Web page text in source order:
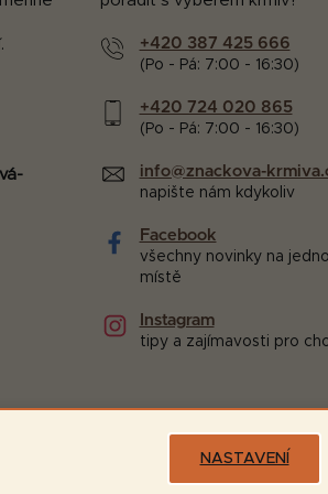
NASTAVENÍ
+420 387 425 666
(Po - Pá: 7:00 - 16:30)
+420 724 020 865
(Po - Pá: 7:00 - 16:30)
info@znackova-
napište nám kdykoliv
Facebook
všechny novinky na
místě
Instagram
tipy a zajímavosti pro